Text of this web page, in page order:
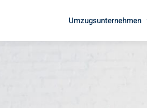
Umzugsunternehmen